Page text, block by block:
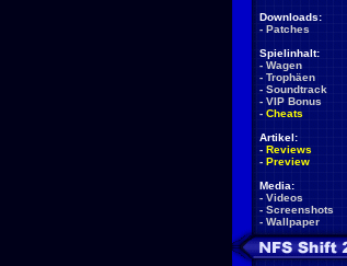
Downloads:
- Patches
Spielinhalt:
- Wagen
- Trophäen
- Soundtrack
- VIP Bonus
- Cheats
Artikel:
- Reviews
- Preview
Media:
- Videos
- Screenshots
- Wallpaper